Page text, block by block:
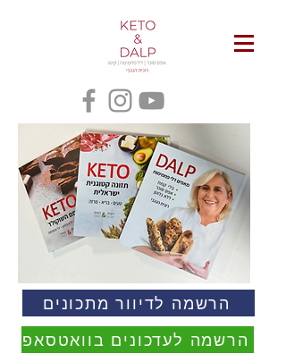
הרשמה לדיוור מתכונים
הרשמה לעדכונים בוואטסאפ